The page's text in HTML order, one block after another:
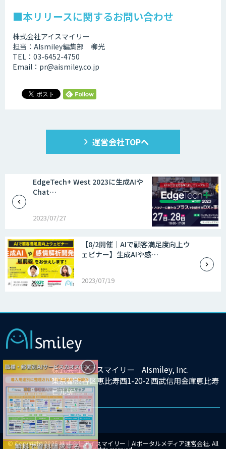
■本リリースに関するお問い合わせ
株式会社アイスマイリー
担当：AIsmiley編集部 柳光
TEL：03-6452-4750
Email：pr@aismiley.co.jp
運営会社TOPへ
EdgeTech+ West 2023に生成AIや
Chat…
2023/07/27
【8/2開催｜AIで顧客満足度向上ウ
ェビナー】生成AIや感…
2023/07/19
株式会社アイスマイリー AIsmiley, Inc.
東京都渋谷区恵比寿西1-20-2 西武信用金庫恵比寿
ビル9F
© Copyright 2025 株式会社アイスマイリー｜AIポータルメディア運営会社. All
×